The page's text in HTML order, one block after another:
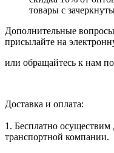
товары с
Дополнительные
присылайте на
или обращайтесь к нам
Доставка и оплата:
1. Бесплатно осуществим
транспортной компании.